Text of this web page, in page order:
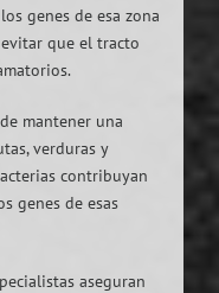
genes de esa zona
que el tracto
mantener una
verduras y
contribuyan
genes de esas
aseguran